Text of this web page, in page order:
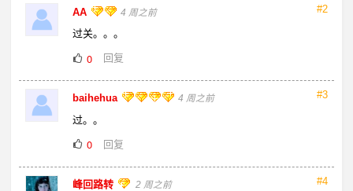
#2
AA 4 周之前
过关。。。
0
回复
#3
baihehua 4 周之前
过。。
0
回复
#4
峰回路转 2 周之前